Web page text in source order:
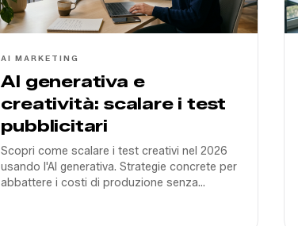
AI MARKETING
AI generativa e
creatività: scalare i test
pubblicitari
Scopri come scalare i test creativi nel 2026
usando l'AI generativa. Strategie concrete per
abbattere i costi di produzione senza